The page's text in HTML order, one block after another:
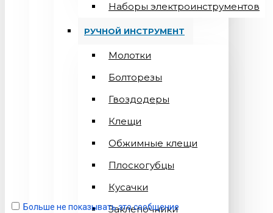
Наборы электроинструментов
РУЧНОЙ ИНСТРУМЕНТ
Молотки
Болторезы
Гвоздодеры
Клещи
Обжимные клещи
Плоскогубцы
Кусачки
Заклепочники
Больше не показывать это сообщение